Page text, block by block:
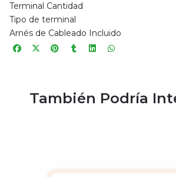
Terminal Cantidad
Tipo de terminal
Arnés de Cableado Incluido
También Podría